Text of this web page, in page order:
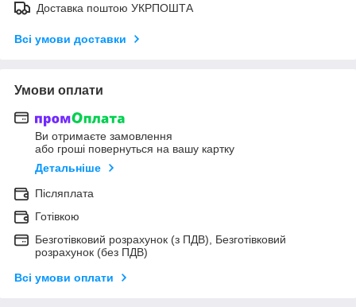
Доставка поштою УКРПОШТА
Всі умови доставки
Умови оплати
Ви отримаєте замовлення
або гроші повернуться на вашу картку
Детальніше
Післяплата
Готівкою
Безготівковий розрахунок (з ПДВ), Безготівковий
розрахунок (без ПДВ)
Всі умови оплати